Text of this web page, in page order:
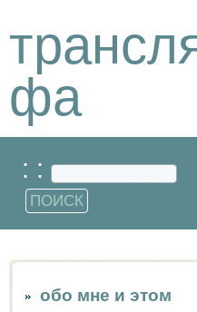
фа
: :
обо мне и этом